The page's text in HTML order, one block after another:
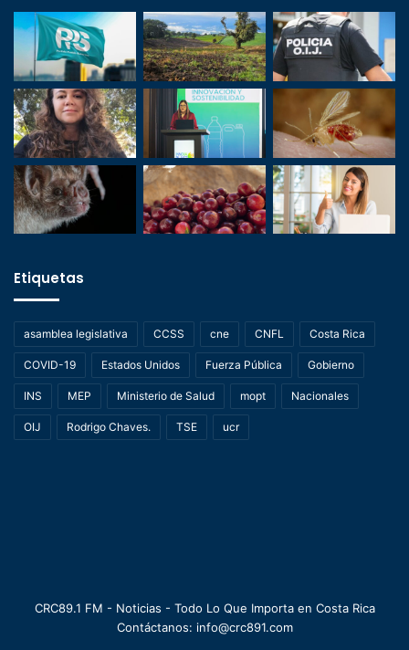
Etiquetas
asamblea legislativa CCSS cne CNFL Costa Rica
COVID-19 Estados Unidos Fuerza Pública Gobierno
INS MEP Ministerio de Salud mopt Nacionales
OIJ Rodrigo Chaves. TSE ucr
CRC89.1 FM - Noticias - Todo Lo Que Importa en Costa Rica
Contáctanos: info@crc891.com